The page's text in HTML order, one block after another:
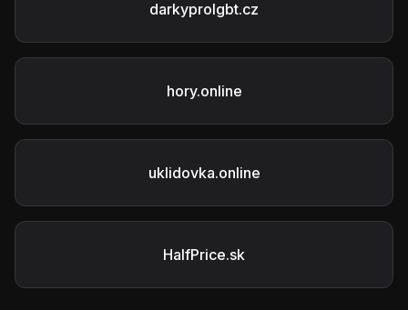
darkyprolgbt.cz
hory.online
uklidovka.online
HalfPrice.sk